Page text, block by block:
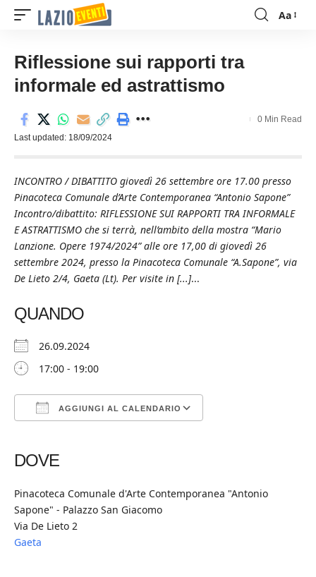
Font
Aa
Riflessione sui rapporti tra
informale ed astrattismo
Last updated: 18/09/2024
0 Min Read
INCONTRO / DIBATTITO giovedì 26 settembre ore 17.00 presso
Pinacoteca Comunale d’Arte Contemporanea “Antonio Sapone”
Incontro/dibattito: RIFLESSIONE SUI RAPPORTI TRA INFORMALE
E ASTRATTISMO che si terrà, nell’ambito della mostra “Mario
Lanzione. Opere 1974/2024” alle ore 17,00 di giovedì 26
settembre 2024, presso la Pinacoteca Comunale “A.Sapone”, via
De Lieto 2/4, Gaeta (Lt). Per visite in [...]...
QUANDO
26.09.2024
17:00 - 19:00
AGGIUNGI AL CALENDARIO
DOVE
Pinacoteca Comunale d'Arte Contemporanea "Antonio
Sapone" - Palazzo San Giacomo
Via De Lieto 2
Gaeta